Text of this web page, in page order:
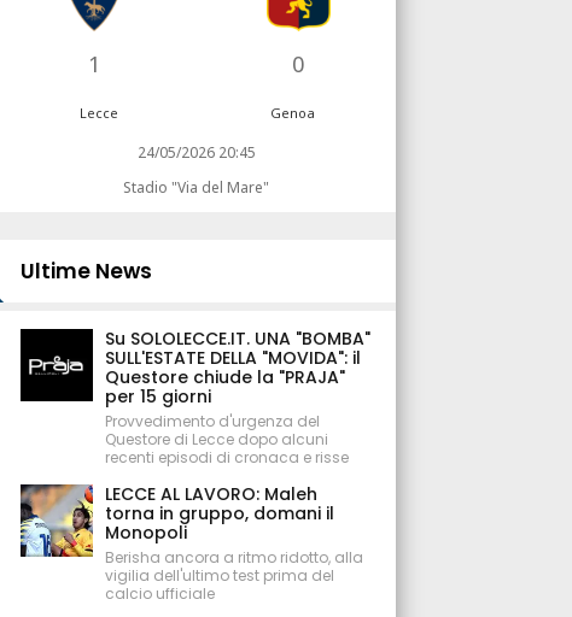
1 0
Lecce Genoa
24/05/2026 20:45
Stadio "Via del Mare"
Ultime News
Su SOLOLECCE.IT. UNA "BOMBA"
SULL'ESTATE DELLA "MOVIDA": il
Questore chiude la "PRAJA"
per 15 giorni
Provvedimento d'urgenza del
Questore di Lecce dopo alcuni
recenti episodi di cronaca e risse
LECCE AL LAVORO: Maleh
torna in gruppo, domani il
Monopoli
Berisha ancora a ritmo ridotto, alla
vigilia dell'ultimo test prima del
calcio ufficiale